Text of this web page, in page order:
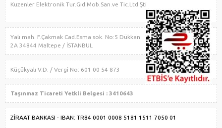
Kuzenler Elektronik Tur.Gıd.Mob.San.ve Tic.Ltd.Şti
Yalı mah. F.Çakmak Cad.Esma sok. No:5 Dükkan
2A 34844 Maltepe / İSTANBUL
Küçükyalı V.D. / Vergi No: 601 00 54 873
Taşınmaz Ticareti Yetkli Belgesi : 3410643
ZİRAAT BANKASI - IBAN: TR84 0001 0008 5181 1511 7050 01